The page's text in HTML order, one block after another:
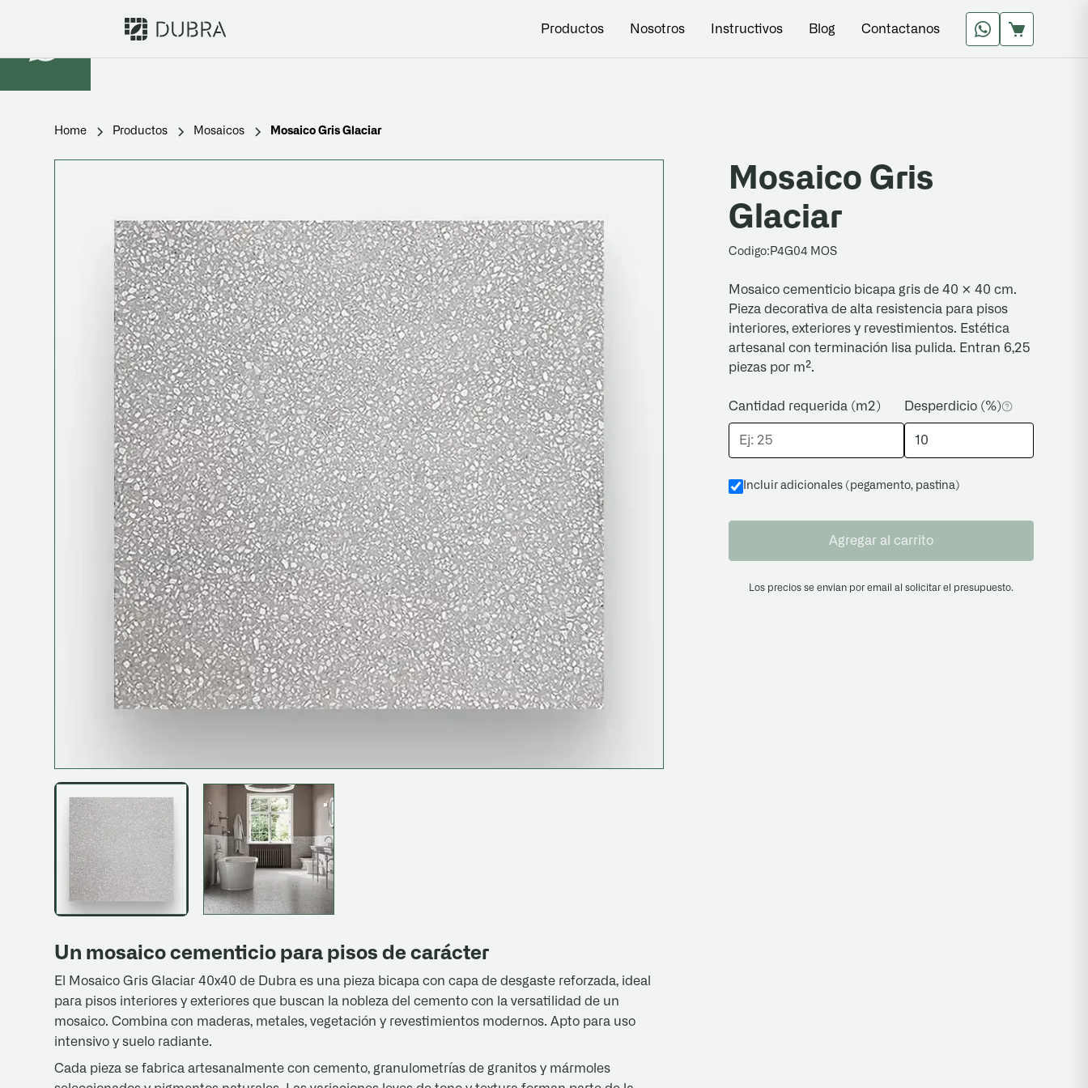
Productos Nosotros Instructivos Blog Contactanos
Home Productos Mosaicos Mosaico Gris Glaciar
Un mosaico cementicio para pisos de carácter
El Mosaico Gris Glaciar 40x40 de Dubra es una pieza bicapa con capa de desgaste reforzada, ideal
para pisos interiores y exteriores que buscan la nobleza del cemento con la versatilidad de un
mosaico. Combina con maderas, metales, vegetación y revestimientos modernos. Apto para uso
intensivo y suelo radiante.
Cada pieza se fabrica artesanalmente con cemento, granulometrías de granitos y mármoles
Mosaico Gris
Glaciar
Codigo: P4G04 MOS
Mosaico cementicio bicapa gris de 40 × 40 cm.
Pieza decorativa de alta resistencia para pisos
interiores, exteriores y revestimientos. Estética
artesanal con terminación lisa pulida. Entran 6,25
piezas por m².
Cantidad requerida (m2) Desperdicio (%)
Incluir adicionales (pegamento, pastina)
Agregar al carrito
Los precios se envian por email al solicitar el presupuesto.